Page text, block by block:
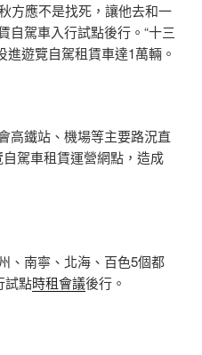
方應不是找死，讓他去和一
自駕車入行試點後行。“十三
進遊覽自駕租賃車達1萬輛。
鐵站、機場等主要路況直
駕車租賃運營網點，造成
南寧、北海、百色5個都
試點時租會議後行。